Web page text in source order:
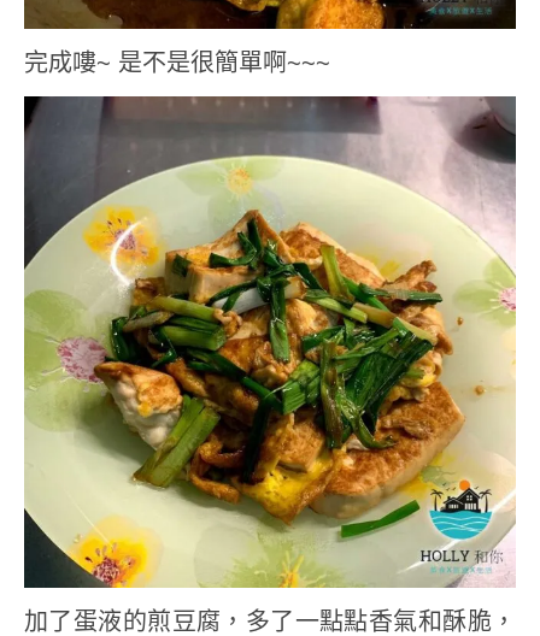
完成嘍~ 是不是很簡單啊~~~
加了蛋液的煎豆腐，多了一點點香氣和酥脆，